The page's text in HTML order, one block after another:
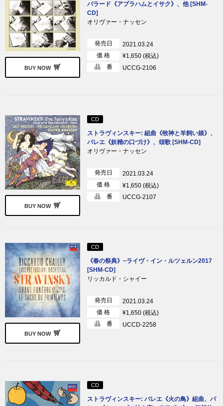
BUY NOW
バラード《アブラハムとイサク》、他 [SHM-
CD]
オリヴァー・ナッセン
発売日
2021.03.24
価 格
¥1,650 (税込)
品 番
UCCG-2106
BUY NOW
CD
ストラヴィンスキー: 組曲《牧神と羊飼い娘》、
バレエ《妖精の口づけ》、頌歌 [SHM-CD]
オリヴァー・ナッセン
発売日
2021.03.24
価 格
¥1,650 (税込)
品 番
UCCG-2107
BUY NOW
CD
《春の祭典》~ライヴ・イン・ルツェルン2017
[SHM-CD]
リッカルド・シャイー
発売日
2021.03.24
価 格
¥1,650 (税込)
品 番
UCCD-2258
CD
ストラヴィンスキー: バレエ《火の鳥》組曲、バ